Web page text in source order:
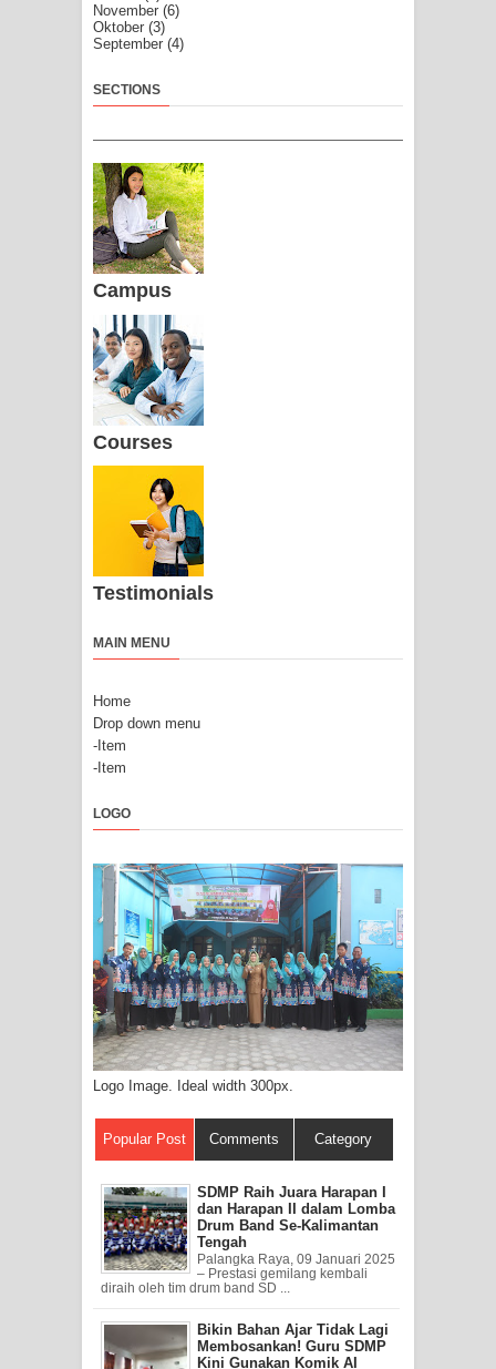
November (6)
Oktober (3)
September (4)
SECTIONS
Campus
Courses
Testimonials
MAIN MENU
Home
Drop down menu
-Item
-Item
LOGO
Logo Image. Ideal width 300px.
Popular Post Comments Category
SDMP Raih Juara Harapan I
dan Harapan II dalam Lomba
Drum Band Se-Kalimantan
Tengah
Palangka Raya, 09 Januari 2025
– Prestasi gemilang kembali
diraih oleh tim drum band SD ...
Bikin Bahan Ajar Tidak Lagi
Membosankan! Guru SDMP
Kini Gunakan Komik AI